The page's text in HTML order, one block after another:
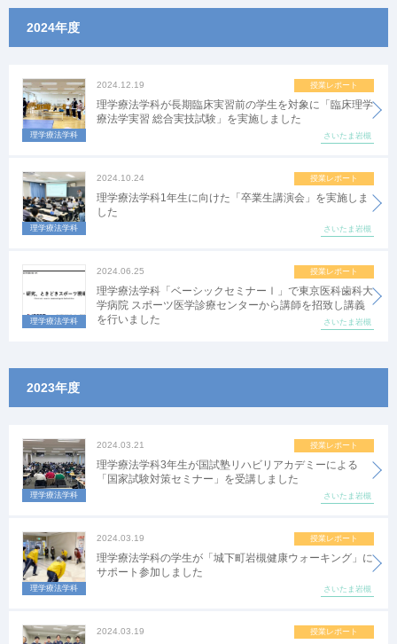
2024年度
2024.12.19 授業レポート
理学療法学科が長期臨床実習前の学生を対象に「臨床理学
療法学実習 総合実技試験」を実施しました
さいたま岩槻
理学療法学科
2024.10.24 授業レポート
理学療法学科1年生に向けた「卒業生講演会」を実施しま
した
さいたま岩槻
理学療法学科
2024.06.25 授業レポート
理学療法学科「ベーシックセミナーⅠ」で東京医科歯科大
学病院 スポーツ医学診療センターから講師を招致し講義
を行いました
さいたま岩槻
理学療法学科
2023年度
2024.03.21 授業レポート
理学療法学科3年生が国試塾リハビリアカデミーによる
「国家試験対策セミナー」を受講しました
さいたま岩槻
理学療法学科
2024.03.19 授業レポート
理学療法学科の学生が「城下町岩槻健康ウォーキング」に
サポート参加しました
さいたま岩槻
理学療法学科
2024.03.19 授業レポート